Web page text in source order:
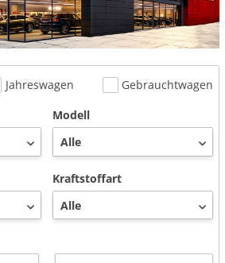
Jahreswagen
Gebrauchtwagen
Modell
Kraftstoffart